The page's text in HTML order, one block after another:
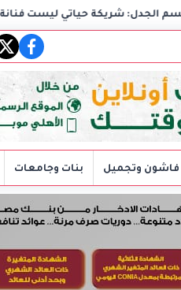
فنانة.. ولم أحصل على
فاشون وتجميل بنات وجامعات